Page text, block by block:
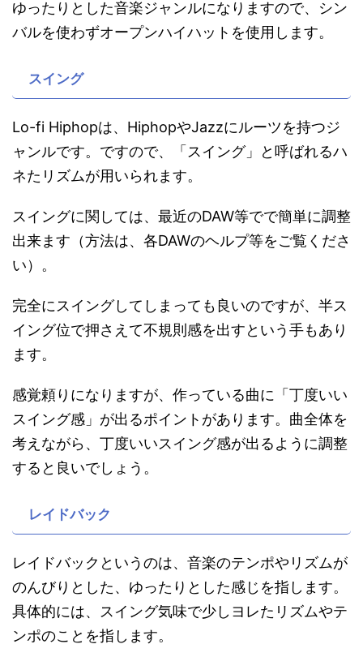
ゆったりとした音楽ジャンルになりますので、シン
バルを使わずオープンハイハットを使用します。
スイング
Lo-fi Hiphopは、HiphopやJazzにルーツを持つジ
ャンルです。ですので、「スイング」と呼ばれるハ
ネたリズムが用いられます。
スイングに関しては、最近のDAW等でで簡単に調整
出来ます（方法は、各DAWのヘルプ等をご覧くださ
い）。
完全にスイングしてしまっても良いのですが、半ス
イング位で押さえて不規則感を出すという手もあり
ます。
感覚頼りになりますが、作っている曲に「丁度いい
スイング感」が出るポイントがあります。曲全体を
考えながら、丁度いいスイング感が出るように調整
すると良いでしょう。
レイドバック
レイドバックというのは、音楽のテンポやリズムが
のんびりとした、ゆったりとした感じを指します。
具体的には、スイング気味で少しヨレたリズムやテ
ンポのことを指します。